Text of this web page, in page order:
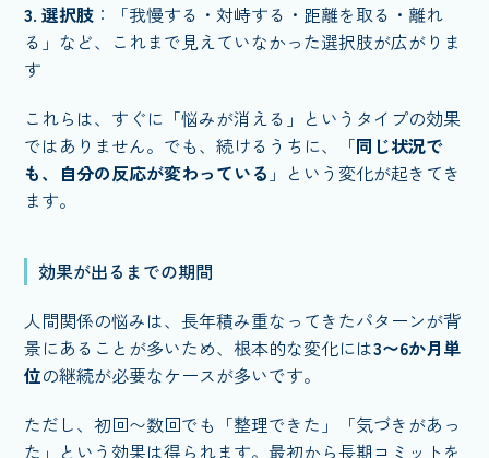
3. 選択肢 ：「我慢する・対峙する・距離を取る・離れ
る」など、これまで見えていなかった選択肢が広がりま
す
これらは、すぐに「悩みが消える」というタイプの効果
ではありません。でも、続けるうちに、「同じ状況で
も、自分の反応が変わっている 」という変化が起きてき
ます。
効果が出るまでの期間
人間関係の悩みは、長年積み重なってきたパターンが背
景にあることが多いため、根本的な変化には3〜6か月単
位の継続が必要なケースが多いです。
ただし、初回〜数回でも「整理できた」「気づきがあっ
た」という効果は得られます。最初から長期コミットを